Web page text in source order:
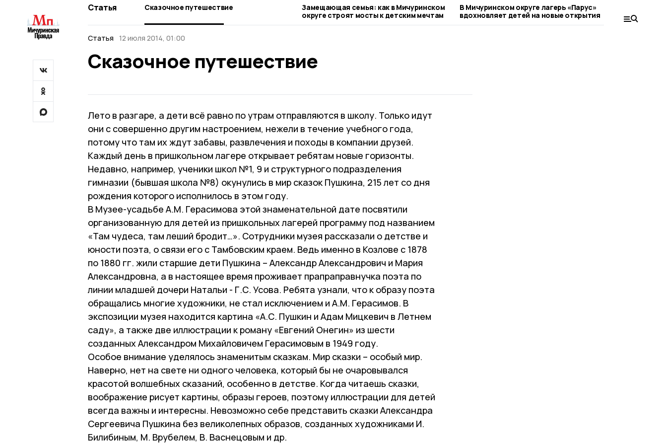
Статья Сказочное путешествие
Замещающая семья: как в Мичуринском
округе строят мосты к детским мечтам
В Мичуринском округе лагерь «Парус»
вдохновляет детей на новые открытия
Статья 12 июля 2014, 01:00
Сказочное путешествие
Лето в разгаре, а дети всё равно по утрам отправляются в школу. Только идут
они с совершенно другим настроением, нежели в течение учебного года,
потому что там их ждут забавы, развлечения и походы в компании друзей.
Каждый день в пришкольном лагере открывает ребятам новые горизонты.
Недавно, например, ученики школ №1, 9 и структурного подразделения
гимназии (бывшая школа №8) окунулись в мир сказок Пушкина, 215 лет со дня
рождения которого исполнилось в этом году.
В Музее-усадьбе А.М. Герасимова этой знаменательной дате посвятили
организованную для детей из пришкольных лагерей программу под названием
«Там чудеса, там леший бродит…». Сотрудники музея рассказали о детстве и
юности поэта, о связи его с Тамбовским краем. Ведь именно в Козлове с 1878
по 1880 гг. жили старшие дети Пушкина – Александр Александрович и Мария
Александровна, а в настоящее время проживает прапраправнучка поэта по
линии младшей дочери Натальи - Г.С. Усова. Ребята узнали, что к образу поэта
обращались многие художники, не стал исключением и А.М. Герасимов. В
экспозиции музея находится картина «А.С. Пушкин и Адам Мицкевич в Летнем
саду», а также две иллюстрации к роману «Евгений Онегин» из шести
созданных Александром Михайловичем Герасимовым в 1949 году.
Особое внимание уделялось знаменитым сказкам. Мир сказки – особый мир.
Наверно, нет на свете ни одного человека, который бы не очаровывался
красотой волшебных сказаний, особенно в детстве. Когда читаешь сказки,
воображение рисует картины, образы героев, поэтому иллюстрации для детей
всегда важны и интересны. Невозможно себе представить сказки Александра
Сергеевича Пушкина без великолепных образов, созданных художниками И.
Билибиным, М. Врубелем, В. Васнецовым и др.